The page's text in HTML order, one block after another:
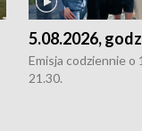
5.08.2026,
Emisja codziennie o
21.30.